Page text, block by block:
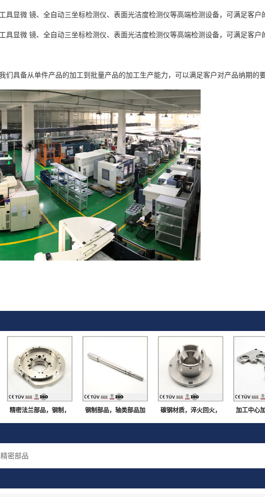
显微 镜、全自动三坐标检测仪、表面光洁度检测仪等高端检测设备，可满足客户
显微 镜、全自动三坐标检测仪、表面光洁度检测仪等高端检测设备，可满足客户
具备从单件产品的加工到批量产品的加工生产能力，可以满足客户对产品纳期的要
精密法兰部品，钢制， 钢制部品，轴类部品加 碳钢材质，淬火回火， 加工中心
密部品